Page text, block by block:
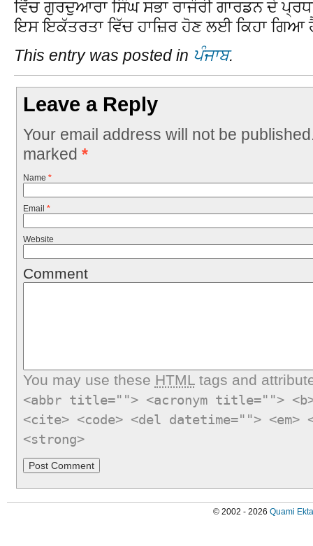
ਵਿੱਚ ਗੁਰਦੁਆਰਾ ਸਿੰਘ ਸਭਾ ਰਾਜੌਰੀ ਗਾਰਡਨ ਦੇ
ਇਸ ਇਕੱਤਰਤਾ ਵਿੱਚ ਹਾਜ਼ਿਰ ਹੋਣ ਲਈ ਕਿਹਾ ਗਿਆ
This entry was posted in ਪੰਜਾਬ.
Leave a Reply
Your email address will not be
marked *
Name *
Email *
Website
Comment
You may use these HTMLtags and
<abbr title=""> <acronym title="">
<cite> <code> <del datetime="">
<strong>
© 2002 - 2026 Quami